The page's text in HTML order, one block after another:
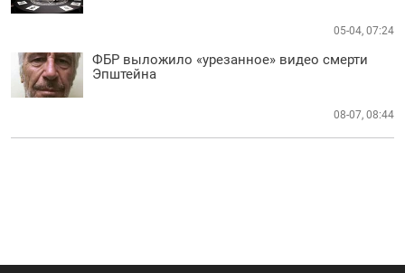
05-04, 07:24
ФБР выложило «урезанное» видео смерти
Эпштейна
08-07, 08:44